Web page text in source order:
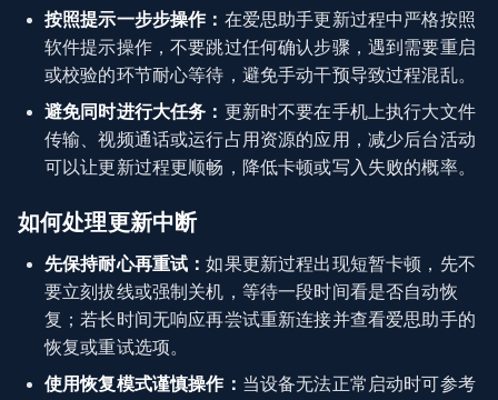
按照提示一步步操作： 在爱思助手更新过程中严格按照
软件提示操作，不要跳过任何确认步骤，遇到需要重启
或校验的环节耐心等待，避免手动干预导致过程混乱。
避免同时进行大任务： 更新时不要在手机上执行大文件
传输、视频通话或运行占用资源的应用，减少后台活动
可以让更新过程更顺畅，降低卡顿或写入失败的概率。
如何处理更新中断
先保持耐心再重试：如果更新过程出现短暂卡顿，先不
要立刻拔线或强制关机，等待一段时间看是否自动恢
复；若长时间无响应再尝试重新连接并查看爱思助手的
恢复或重试选项。
使用恢复模式谨慎操作： 当设备无法正常启动时可参考